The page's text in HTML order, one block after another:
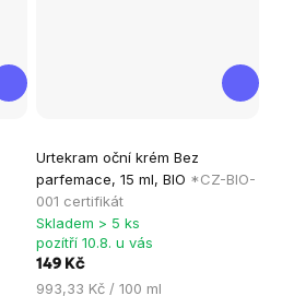
Urtekram oční krém Bez
parfemace, 15 ml, BIO *CZ-BIO-
001 certifikát
Skladem > 5 ks
pozítří 10.8. u vás
149 Kč
Měrná
993,33 Kč / 100 ml